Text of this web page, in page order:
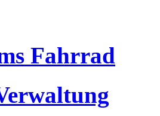
Fahrrad